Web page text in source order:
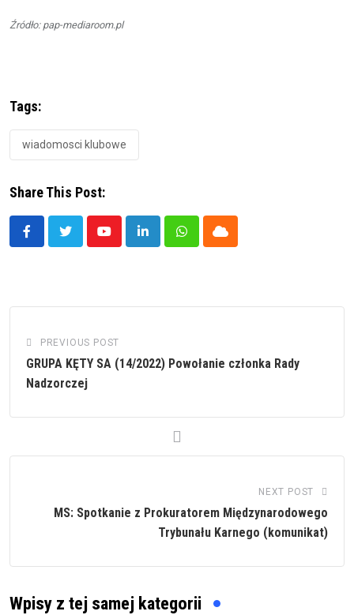
Źródło: pap-mediaroom.pl
Tags:
wiadomosci klubowe
Share This Post:
YoutubeLinkedInWhatsappCloud
PREVIOUS POST
GRUPA KĘTY SA (14/2022) Powołanie członka Rady
Nadzorczej
NEXT POST
MS: Spotkanie z Prokuratorem Międzynarodowego
Trybunału Karnego (komunikat)
Wpisy z tej samej kategorii